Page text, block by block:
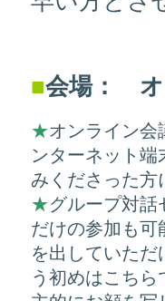
■会場： オ
★オンライン会
ンターネット
みくださった方
★グループ対話
だけの参加も可
を出していた
う初めはこち